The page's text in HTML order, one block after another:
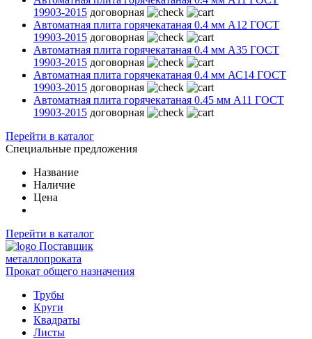
19903-2015 договорная
Автоматная плита горячекатаная 0.4 мм А12 ГОСТ
19903-2015 договорная
Автоматная плита горячекатаная 0.4 мм А35 ГОСТ
19903-2015 договорная
Автоматная плита горячекатаная 0.4 мм АС14 ГОСТ
19903-2015 договорная
Автоматная плита горячекатаная 0.45 мм А11 ГОСТ
19903-2015 договорная
Перейти в каталог
Специальные предложения
Название
Наличие
Цена
Перейти в каталог
Поставщик
металлопроката
Прокат общего назначения
Трубы
Круги
Квадраты
Листы